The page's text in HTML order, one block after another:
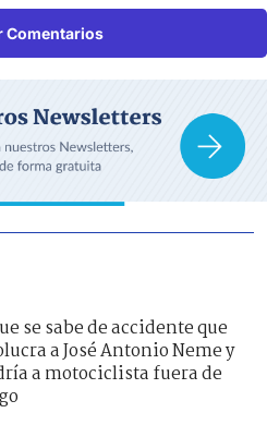
Comentarios
se sabe de accidente que
a José Antonio Neme y
a motociclista fuera de